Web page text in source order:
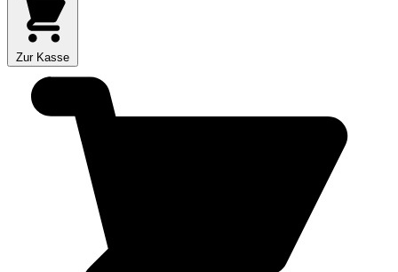
Zur Kasse